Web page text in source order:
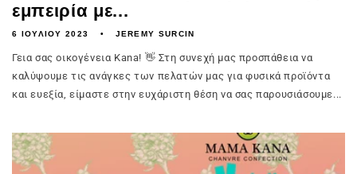
εμπειρία με...
6 ΙΟΥΛΊΟΥ 2023 JEREMY SURCIN
Γεια σας οικογένεια Kana! 👋 Στη συνεχή μας προσπάθεια να
καλύψουμε τις ανάγκες των πελατών μας για φυσικά προϊόντα
και ευεξία, είμαστε στην ευχάριστη θέση να σας παρουσιάσουμε...